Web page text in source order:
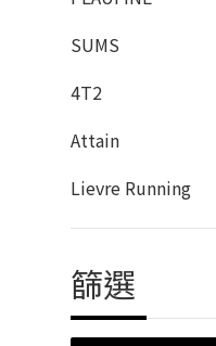
SUMS
4T2
Attain
Lievre Running
篩選